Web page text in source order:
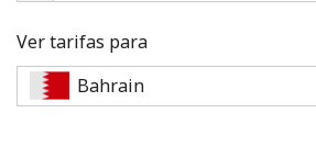
Ver tarifas para